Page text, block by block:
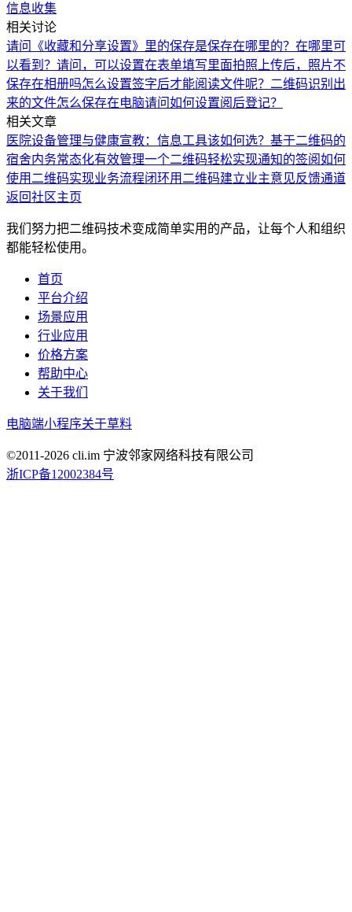
信息收集
相关讨论
请问《收藏和分享设置》里的保存是保存在哪里的？在哪里可
以看到？ 请问，可以设置在表单填写里面拍照上传后，照片不
保存在相册吗怎么设置签字后才能阅读文件呢？ 二维码识别出
来的文件怎么保存在电脑请问如何设置阅后登记？
相关文章
医院设备管理与健康宣教：信息工具该如何选？ 基于二维码的
宿舍内务常态化有效管理一个二维码轻松实现通知的签阅如何
使用二维码实现业务流程闭环用二维码建立业主意见反馈通道
返回社区主页
我们努力把二维码技术变成简单实用的产品，让每个人和组织
都能轻松使用。
首页
平台介绍
场景应用
行业应用
价格方案
帮助中心
关于我们
电脑端小程序关于草料
©2011-2026 cli.im 宁波邻家网络科技有限公司
浙ICP备12002384号